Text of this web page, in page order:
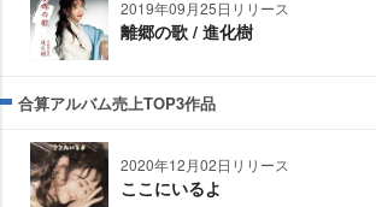
2019年09月25日リリース
離郷の歌 / 進化樹
合算アルバム売上TOP3作品
2020年12月02日リリース
ここにいるよ